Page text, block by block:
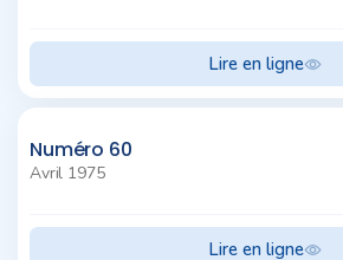
Lire en ligne
Numéro 60
Avril 1975
Lire en ligne